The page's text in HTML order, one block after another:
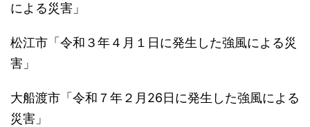
による災害」
松江市「令和３年４月１日に発生した強風による災
害」
大船渡市「令和７年２月26日に発生した強風による
災害」